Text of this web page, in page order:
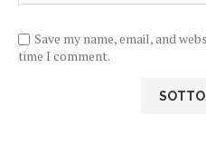
Save my name, email, and
time I comment.